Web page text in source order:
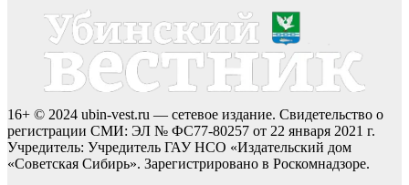
16+ © 2024 ubin-vest.ru — сетевое издание. Свидетельство о
регистрации СМИ: ЭЛ № ФС77-80257 от 22 января 2021 г.
Учредитель: Учредитель ГАУ НСО «Издательский дом
«Советская Сибирь». Зарегистрировано в Роскомнадзоре.